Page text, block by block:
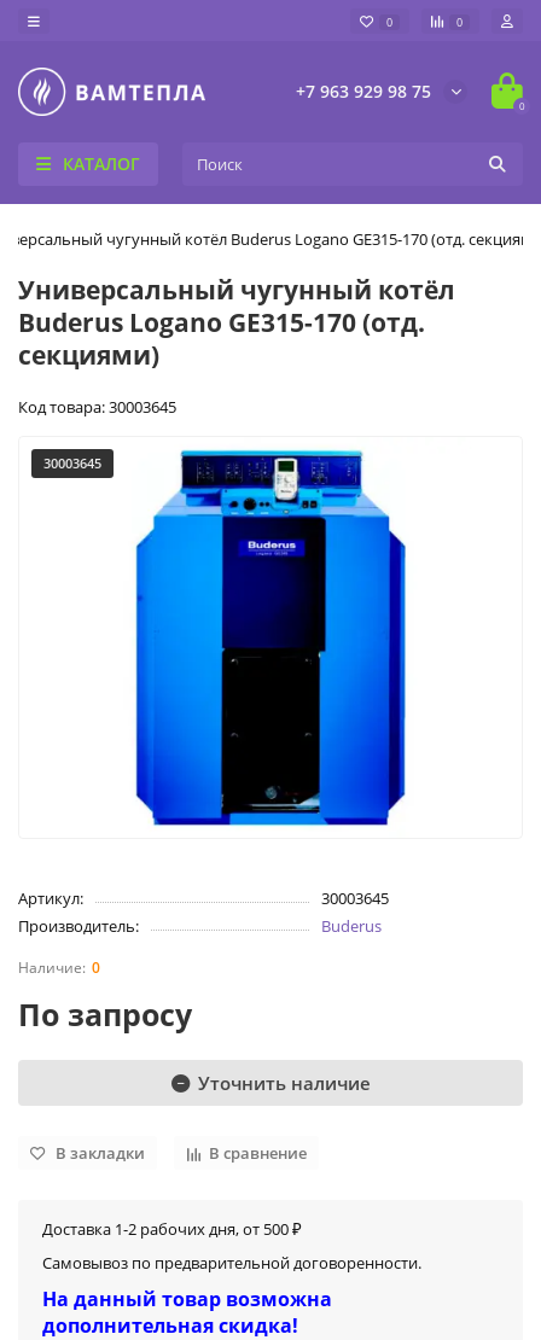
0 0
+7 963 929 98 75
0
КАТАЛОГ
чугунный котёл Buderus Logano GE315-170 (отд.
Универсальный чугунный котёл
Buderus Logano GE315-170 (отд.
секциями)
Код товара: 30003645
30003645
Артикул:
30003645
Производитель:
Buderus
0
По запросу
Уточнить наличие
В закладки В сравнение
Доставка 1-2 рабочих дня, от 500 ₽
Самовывоз по предварительной договоренности.
На данный товар возможна
дополнительная скидка!